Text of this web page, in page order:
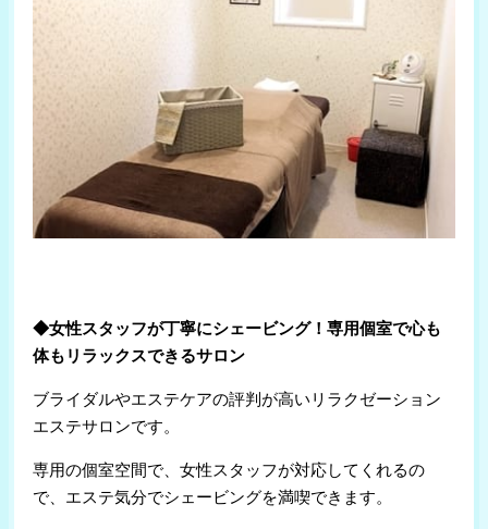
◆女性スタッフが丁寧にシェービング！専用個室で心も
体もリラックスできるサロン
ブライダルやエステケアの評判が高いリラクゼーション
エステサロンです。
専用の個室空間で、女性スタッフが対応してくれるの
で、エステ気分でシェービングを満喫できます。